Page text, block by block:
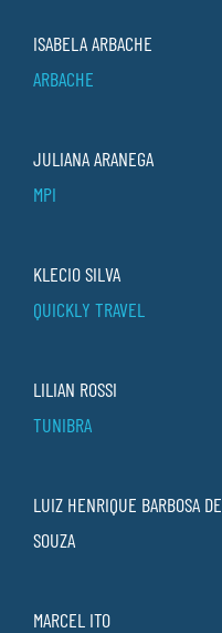
ISABELA ARBACHE
ARBACHE
JULIANA ARANEGA
MPI
KLECIO SILVA
QUICKLY TRAVEL
LILIAN ROSSI
TUNIBRA
LUIZ HENRIQUE BARBOSA DE
SOUZA
MARCEL ITO